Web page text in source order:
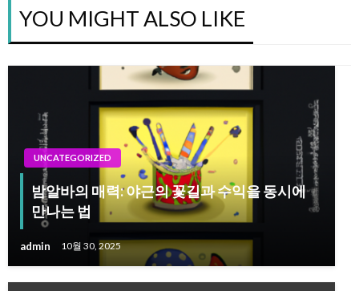
YOU MIGHT ALSO LIKE
UNCATEGORIZED
밤알바의 매력: 야근의 꽃길과 수익을 동시에
만나는 법
admin 10월 30, 2025